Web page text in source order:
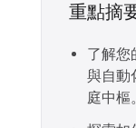
重點摘
了解您
與自動
庭中樞。